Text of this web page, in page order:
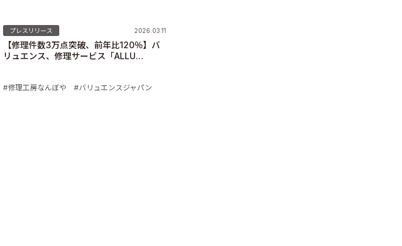
プレスリリース 2026.03.11
【修理件数3万点突破、前年比120％】バ
リュエンス、修理サービス「ALLU
修理工房なんぼや バリュエンスジャパン